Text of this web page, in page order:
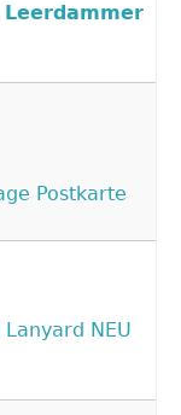
Leerdammer
Postkarte
NEU